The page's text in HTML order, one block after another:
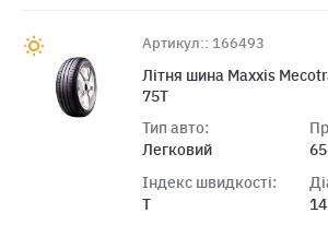
Артикул:: 166493
Лiтня шина Maxxis
75T
Тип авто:
Легковий
Індекс швидкості:
T
65
14